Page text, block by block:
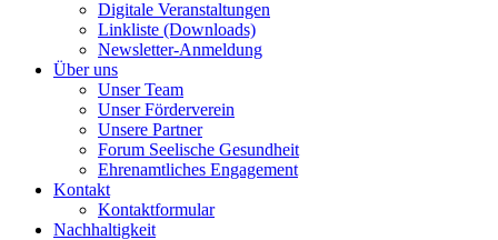
Digitale Veranstaltungen
Linkliste (Downloads)
Newsletter-Anmeldung
Über uns
Unser Team
Unser Förderverein
Unsere Partner
Forum Seelische Gesundheit
Ehrenamtliches Engagement
Kontakt
Kontaktformular
Nachhaltigkeit